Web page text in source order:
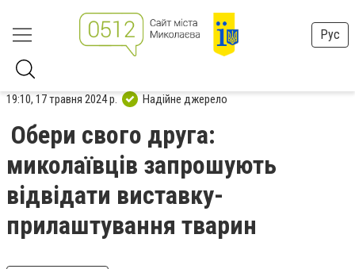
Рус
19:10, 17 травня 2024 р. Надійне джерело
Обери свого друга:
миколаївців запрошують
відвідати виставку-
прилаштування тварин